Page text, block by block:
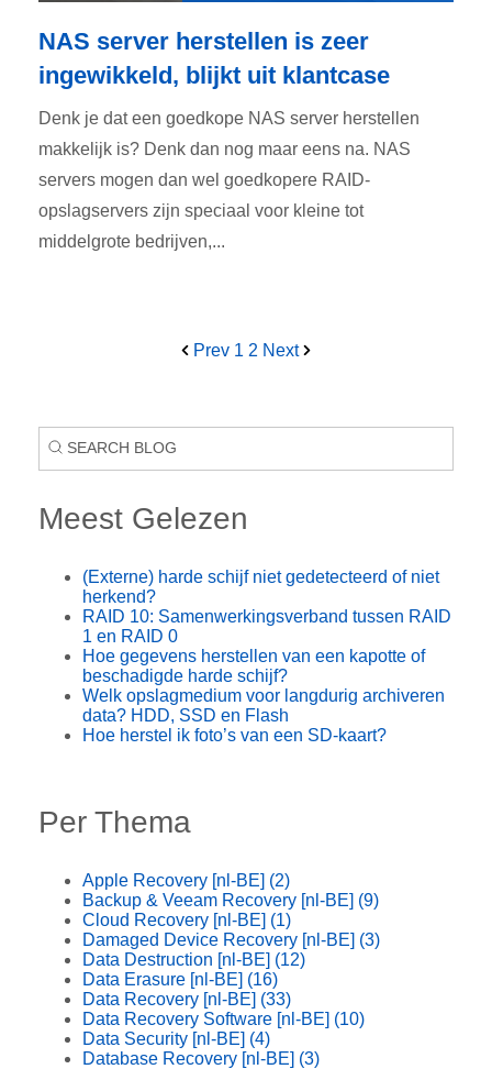
NAS server herstellen is zeer
ingewikkeld, blijkt uit klantcase
Denk je dat een goedkope NAS server herstellen
makkelijk is? Denk dan nog maar eens na. NAS
servers mogen dan wel goedkopere RAID-
opslagservers zijn speciaal voor kleine tot
middelgrote bedrijven,...
Prev 1 2 Next
Meest Gelezen
(Externe) harde schijf niet gedetecteerd of niet
herkend?
RAID 10: Samenwerkingsverband tussen RAID
1 en RAID 0
Hoe gegevens herstellen van een kapotte of
beschadigde harde schijf?
Welk opslagmedium voor langdurig archiveren
data? HDD, SSD en Flash
Hoe herstel ik foto’s van een SD-kaart?
Per Thema
Apple Recovery [nl-BE] (2)
Backup & Veeam Recovery [nl-BE] (9)
Cloud Recovery [nl-BE] (1)
Damaged Device Recovery [nl-BE] (3)
Data Destruction [nl-BE] (12)
Data Erasure [nl-BE] (16)
Data Recovery [nl-BE] (33)
Data Recovery Software [nl-BE] (10)
Data Security [nl-BE] (4)
Database Recovery [nl-BE] (3)